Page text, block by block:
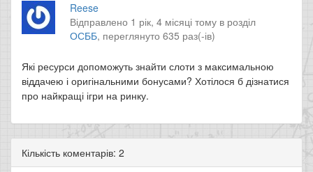
Reese
Відправлено 1 рік, 4 місяці тому в розділ
ОСББ, переглянуто 635 раз(-ів)
Які ресурси допоможуть знайти слоти з максимальною
віддачею і оригінальними бонусами? Хотілося б дізнатися
про найкращі ігри на ринку.
Кількість коментарів: 2